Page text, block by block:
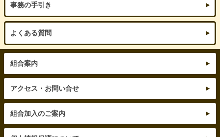
事務の手引き
よくある質問
組合案内
アクセス・お問い合せ
組合加入のご案内